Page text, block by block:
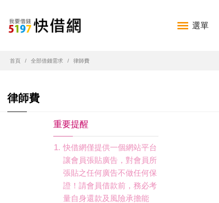
選單
首頁 全部借錢需求 律師費
律師費
重要提醒
快借網僅提供一個網站平台
讓會員張貼廣告，對會員所
張貼之任何廣告不做任何保
證！請會員借款前，務必考
量自身還款及風險承擔能